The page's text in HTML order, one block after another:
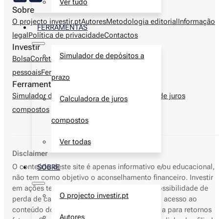
Ver tudo
FERRAMENTAS
Simulador de depósitos a
prazo
Calculadora de juros
compostos
Ver todas
SOBRE
O projecto investir.pt
Autores
Sobre
O projecto investir.ptAutoresMetodologia editorialInformação
legalPolítica de privacidadeContactos
Investir
BolsaCorretorasProdutos financeirosFinanças
pessoaisFerramentas
Ferramentas
Simulador de depósitos a prazoCalculadora de juros
compostos
Disclaimer
O conteúdo deste site é apenas informativo e/ou educacional,
não tem como objetivo o aconselhamento financeiro. Investir
em ações tem elevados riscos, incluindo a possibilidade de
perda de capital. Resultados passados nem o acesso ao
conteúdo do nosso site deve servir de garantia para retornos